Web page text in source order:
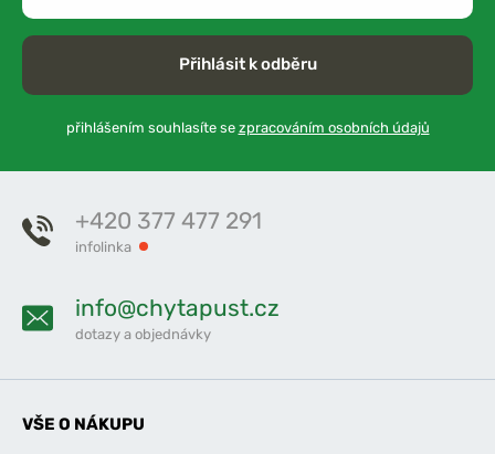
Přihlásit k odběru
přihlášením souhlasíte se zpracováním osobních údajů
+420 377 477 291
infolinka
info@chytapust.cz
dotazy a objednávky
VŠE O NÁKUPU